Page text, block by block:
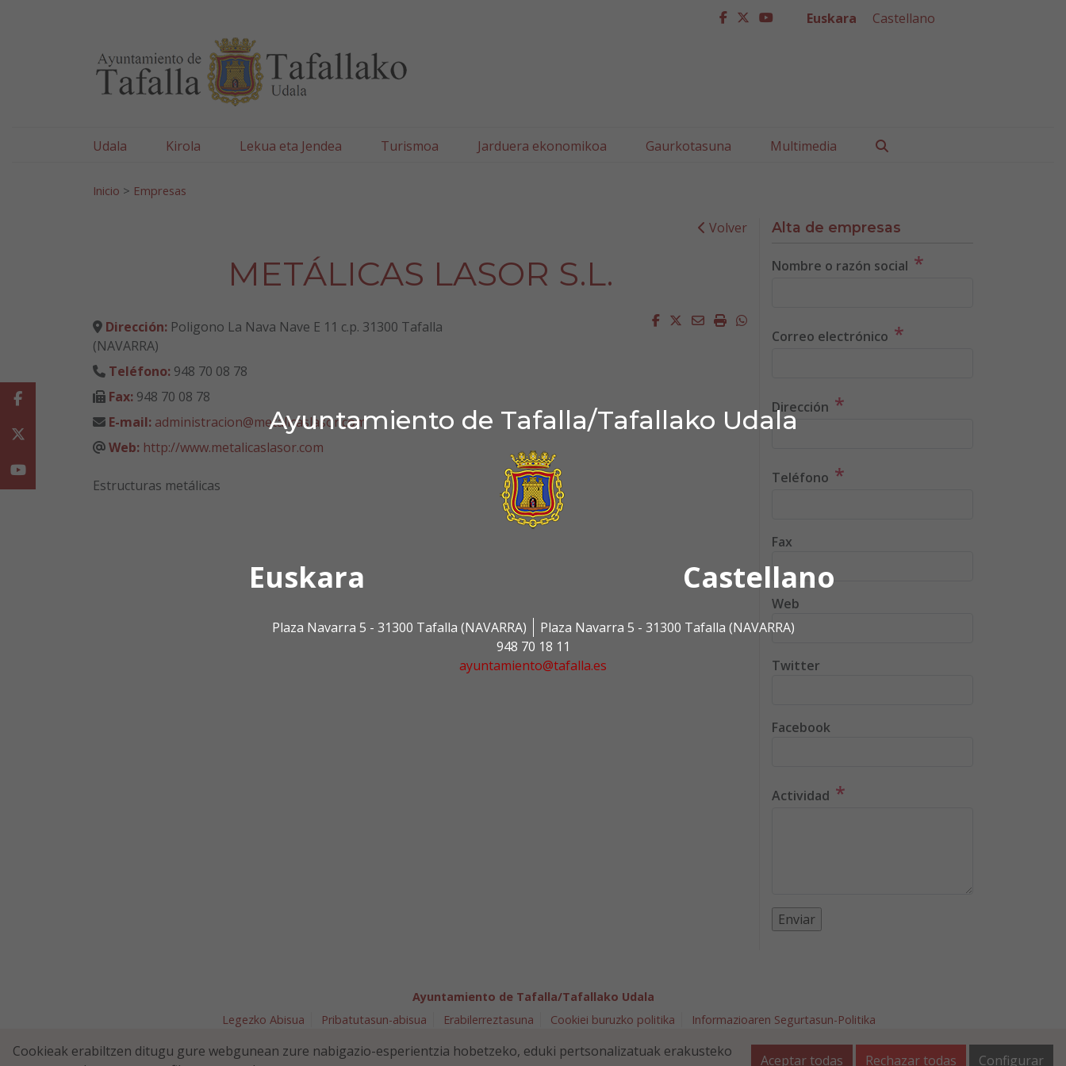
Ayuntamiento de Tafalla/Tafallako Udala
Euskara Castellano
Plaza Navarra 5 - 31300 Tafalla (NAVARRA)
Plaza Navarra 5 - 31300 Tafalla (NAVARRA)
948 70 18 11
ayuntamiento@tafalla.es
facebook
twitter
youtube
Euskara Castellano
Udala Kirola Lekua eta Jendea Turismoa Jarduera ekonomikoa Gaurkotasuna Multimedia
Inicio > Empresas
Volver
METÁLICAS LASOR S.L.
Dirección: Poligono La Nava Nave E 11 c.p. 31300 Tafalla
(NAVARRA)
Teléfono: 948 70 08 78
Fax: 948 70 08 78
E-mail: administracion@metalicaslasor.com
Web: http://www.metalicaslasor.com
Facebook
Twitter
EmailImprimirWhatsapp
Estructuras metálicas
Alta de empresas
Nombre o razón social *
Correo electrónico *
Dirección *
Teléfono *
Fax
Web
Twitter
Facebook
Actividad *
Facebook
Youtube
Ayuntamiento de Tafalla/Tafallako Udala
Legezko Abisua
Pribatutasun-abisua Erabilerreztasuna Cookiei buruzko politika
Informazioaren Segurtasun-Politika
ayuntamiento@tafalla.es
Cookieak erabiltzen ditugu gure webgunean zure nabigazio-esperientzia hobetzeko, eduki pertsonalizatuak erakusteko
Aceptar todas Rechazar todas Configurar